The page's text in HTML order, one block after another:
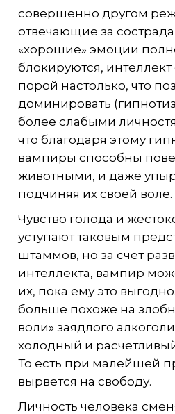
совершенно другом
отвечающие за
«хорошие» эмоции
блокируются, интеллект
порой настолько, что
доминировать
более слабыми
что благодаря этому
вампиры способны
животными, и даже
подчиняя их своей воле.
Чувство голода и
уступают таковым
штаммов, но за счет
интеллекта, вампир
их, пока ему это
больше похоже на
воли» заядлого
холодный и
То есть при малейшей
вырвется на свободу.
Личность человека